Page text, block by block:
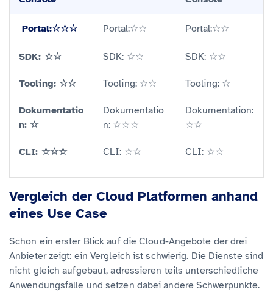
Portal:☆☆☆
SDK: ☆☆
Tooling: ☆☆
Dokumentatio
n: ☆
CLI: ☆☆☆
Portal:☆☆
SDK: ☆☆
Tooling: ☆☆
Dokumentatio
n: ☆☆☆
CLI: ☆☆
Portal:☆☆
SDK: ☆☆
Tooling: ☆
Dokumentation:
☆☆
CLI: ☆☆
Vergleich der Cloud Platformen anhand
eines Use Case
Schon ein erster Blick auf die Cloud-Angebote der drei
Anbieter zeigt: ein Vergleich ist schwierig. Die Dienste sind
nicht gleich aufgebaut, adressieren teils unterschiedliche
Anwendungsfälle und setzen dabei andere Schwerpunkte.